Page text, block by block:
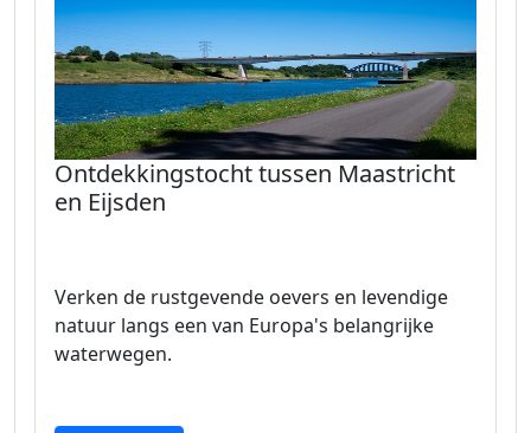
Ontdekkingstocht tussen Maastricht
en Eijsden
Verken de rustgevende oevers en levendige
natuur langs een van Europa's belangrijke
waterwegen.